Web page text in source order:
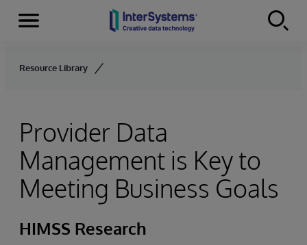
Skip to content
Menu
Resource Library
Provider Data
Management is Key to
Meeting Business Goals
HIMSS Research